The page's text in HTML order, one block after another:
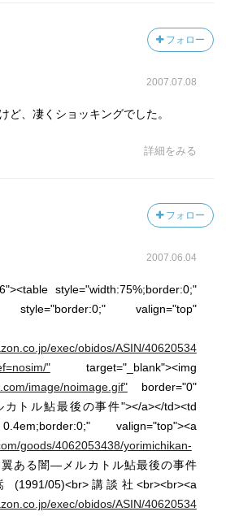
フォロー
2007.07.08
、凄くショッキングでした。
詳細をみる
フォロー
2007.06.04
style="width:75%;border:0;"
style="border:0;" valign="top"
exec/obidos/ASIN/40620534
"target="_blank"><img
image/noimage.gif"border="0"
トル鮎最後の事件"></a></td><td
valign="top"><a
goods/4062053438/yorimichikan-
ある闇―メルカトル鮎最後の事件
05)<br>講談社<br><br><a
exec/obidos/ASIN/40620534